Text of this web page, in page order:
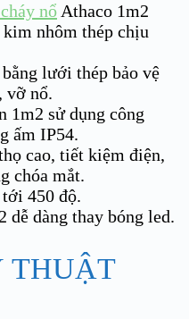
nổ Athaco 1m2
nhôm thép chịu
lưới thép bảo vệ
vỡ nổ.
1m2 sử dụng công
ấm IP54.
cao, tiết kiệm điện,
chóa mắt.
450 độ.
dễ dàng thay bóng led.
THUẬT